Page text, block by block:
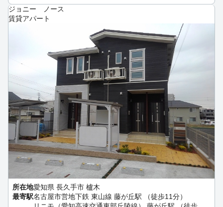
ジョニー ノース
賃貸アパート
所在地愛知県 長久手市 櫨木
最寄駅名古屋市営地下鉄 東山線 藤が丘駅 （徒歩11分）